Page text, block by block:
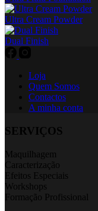
be
chosen
on
Ultra Cream Powder
Dual Finish
Loja
Quem Somos
Contactos
A minha conta
SERVIÇOS
Maquilhagem
Caracterização
Efeitos Especiais
Workshops
Formação Profissional